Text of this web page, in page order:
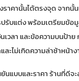
ราคานั้นได้ตรงจุด จาก
ปรับแต่ง พร้อมเตรียมข้อ
เวลา และข้อความบนป้า
ะไม่เกิดความล่าช้าหน้าง
แบบและราคา ร้านที่ดีจ